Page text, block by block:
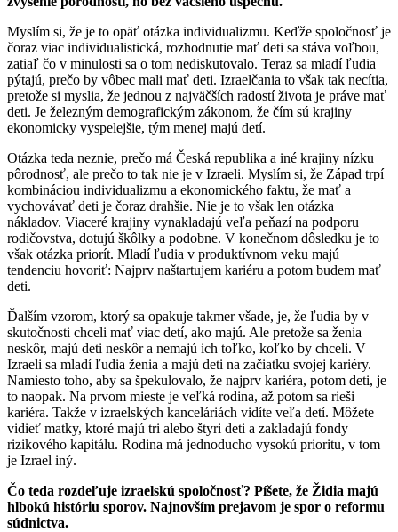
Myslím si, že je to opäť otázka individualizmu. Keďže spoločnosť je
čoraz viac individualistická, rozhodnutie mať deti sa stáva voľbou,
zatiaľ čo v minulosti sa o tom nediskutovalo. Teraz sa mladí ľudia
pýtajú, prečo by vôbec mali mať deti. Izraelčania to však tak necítia,
pretože si myslia, že jednou z najväčších radostí života je práve mať
deti. Je železným demografickým zákonom, že čím sú krajiny
ekonomicky vyspelejšie, tým menej majú detí.
Otázka teda neznie, prečo má Česká republika a iné krajiny nízku
pôrodnosť, ale prečo to tak nie je v Izraeli. Myslím si, že Západ trpí
kombináciou individualizmu a ekonomického faktu, že mať a
vychovávať deti je čoraz drahšie. Nie je to však len otázka
nákladov. Viaceré krajiny vynakladajú veľa peňazí na podporu
rodičovstva, dotujú škôlky a podobne. V konečnom dôsledku je to
však otázka priorít. Mladí ľudia v produktívnom veku majú
tendenciu hovoriť: Najprv naštartujem kariéru a potom budem mať
deti.
Ďalším vzorom, ktorý sa opakuje takmer všade, je, že ľudia by v
skutočnosti chceli mať viac detí, ako majú. Ale pretože sa ženia
neskôr, majú deti neskôr a nemajú ich toľko, koľko by chceli. V
Izraeli sa mladí ľudia ženia a majú deti na začiatku svojej kariéry.
Namiesto toho, aby sa špekulovalo, že najprv kariéra, potom deti, je
to naopak. Na prvom mieste je veľká rodina, až potom sa rieši
kariéra. Takže v izraelských kanceláriách vidíte veľa detí. Môžete
vidieť matky, ktoré majú tri alebo štyri deti a zakladajú fondy
rizikového kapitálu. Rodina má jednoducho vysokú prioritu, v tom
je Izrael iný.
Čo teda rozdeľuje izraelskú spoločnosť? Píšete, že Židia majú
hlbokú históriu sporov. Najnovším prejavom je spor o reformu
súdnictva.